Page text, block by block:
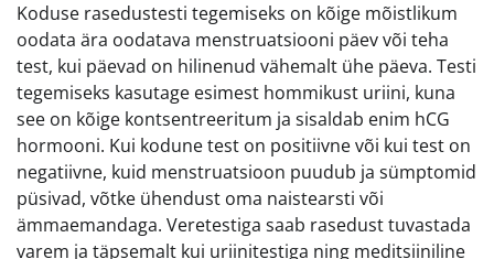
Koduse rasedustesti tegemiseks on kõige mõistlikum
oodata ära oodatava menstruatsiooni päev või teha
test, kui päevad on hilinenud vähemalt ühe päeva. Testi
tegemiseks kasutage esimest hommikust uriini, kuna
see on kõige kontsentreeritum ja sisaldab enim hCG
hormooni. Kui kodune test on positiivne või kui test on
negatiivne, kuid menstruatsioon puudub ja sümptomid
püsivad, võtke ühendust oma naistearsti või
ämmaemandaga. Veretestiga saab rasedust tuvastada
varem ja täpsemalt kui uriinitestiga ning meditsiiniline